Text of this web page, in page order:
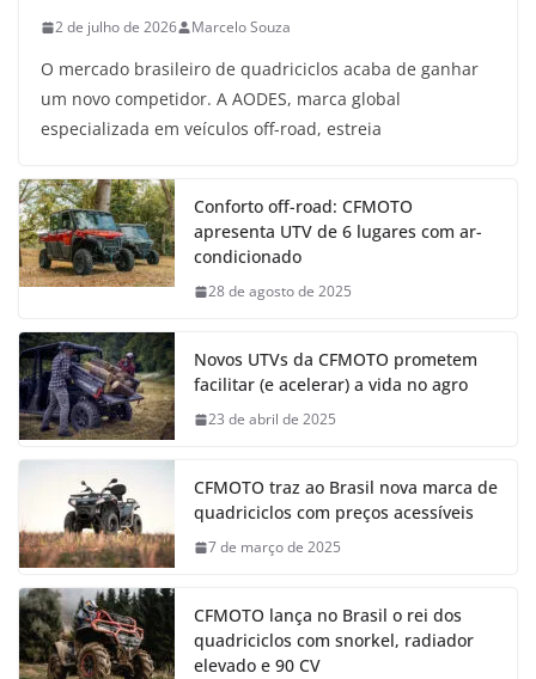
2 de julho de 2026 Marcelo Souza
O mercado brasileiro de quadriciclos acaba de ganhar
um novo competidor. A AODES, marca global
especializada em veículos off-road, estreia
Conforto off-road: CFMOTO
apresenta UTV de 6 lugares com ar-
condicionado
28 de agosto de 2025
Novos UTVs da CFMOTO prometem
facilitar (e acelerar) a vida no agro
23 de abril de 2025
CFMOTO traz ao Brasil nova marca de
quadriciclos com preços acessíveis
7 de março de 2025
CFMOTO lança no Brasil o rei dos
quadriciclos com snorkel, radiador
elevado e 90 CV